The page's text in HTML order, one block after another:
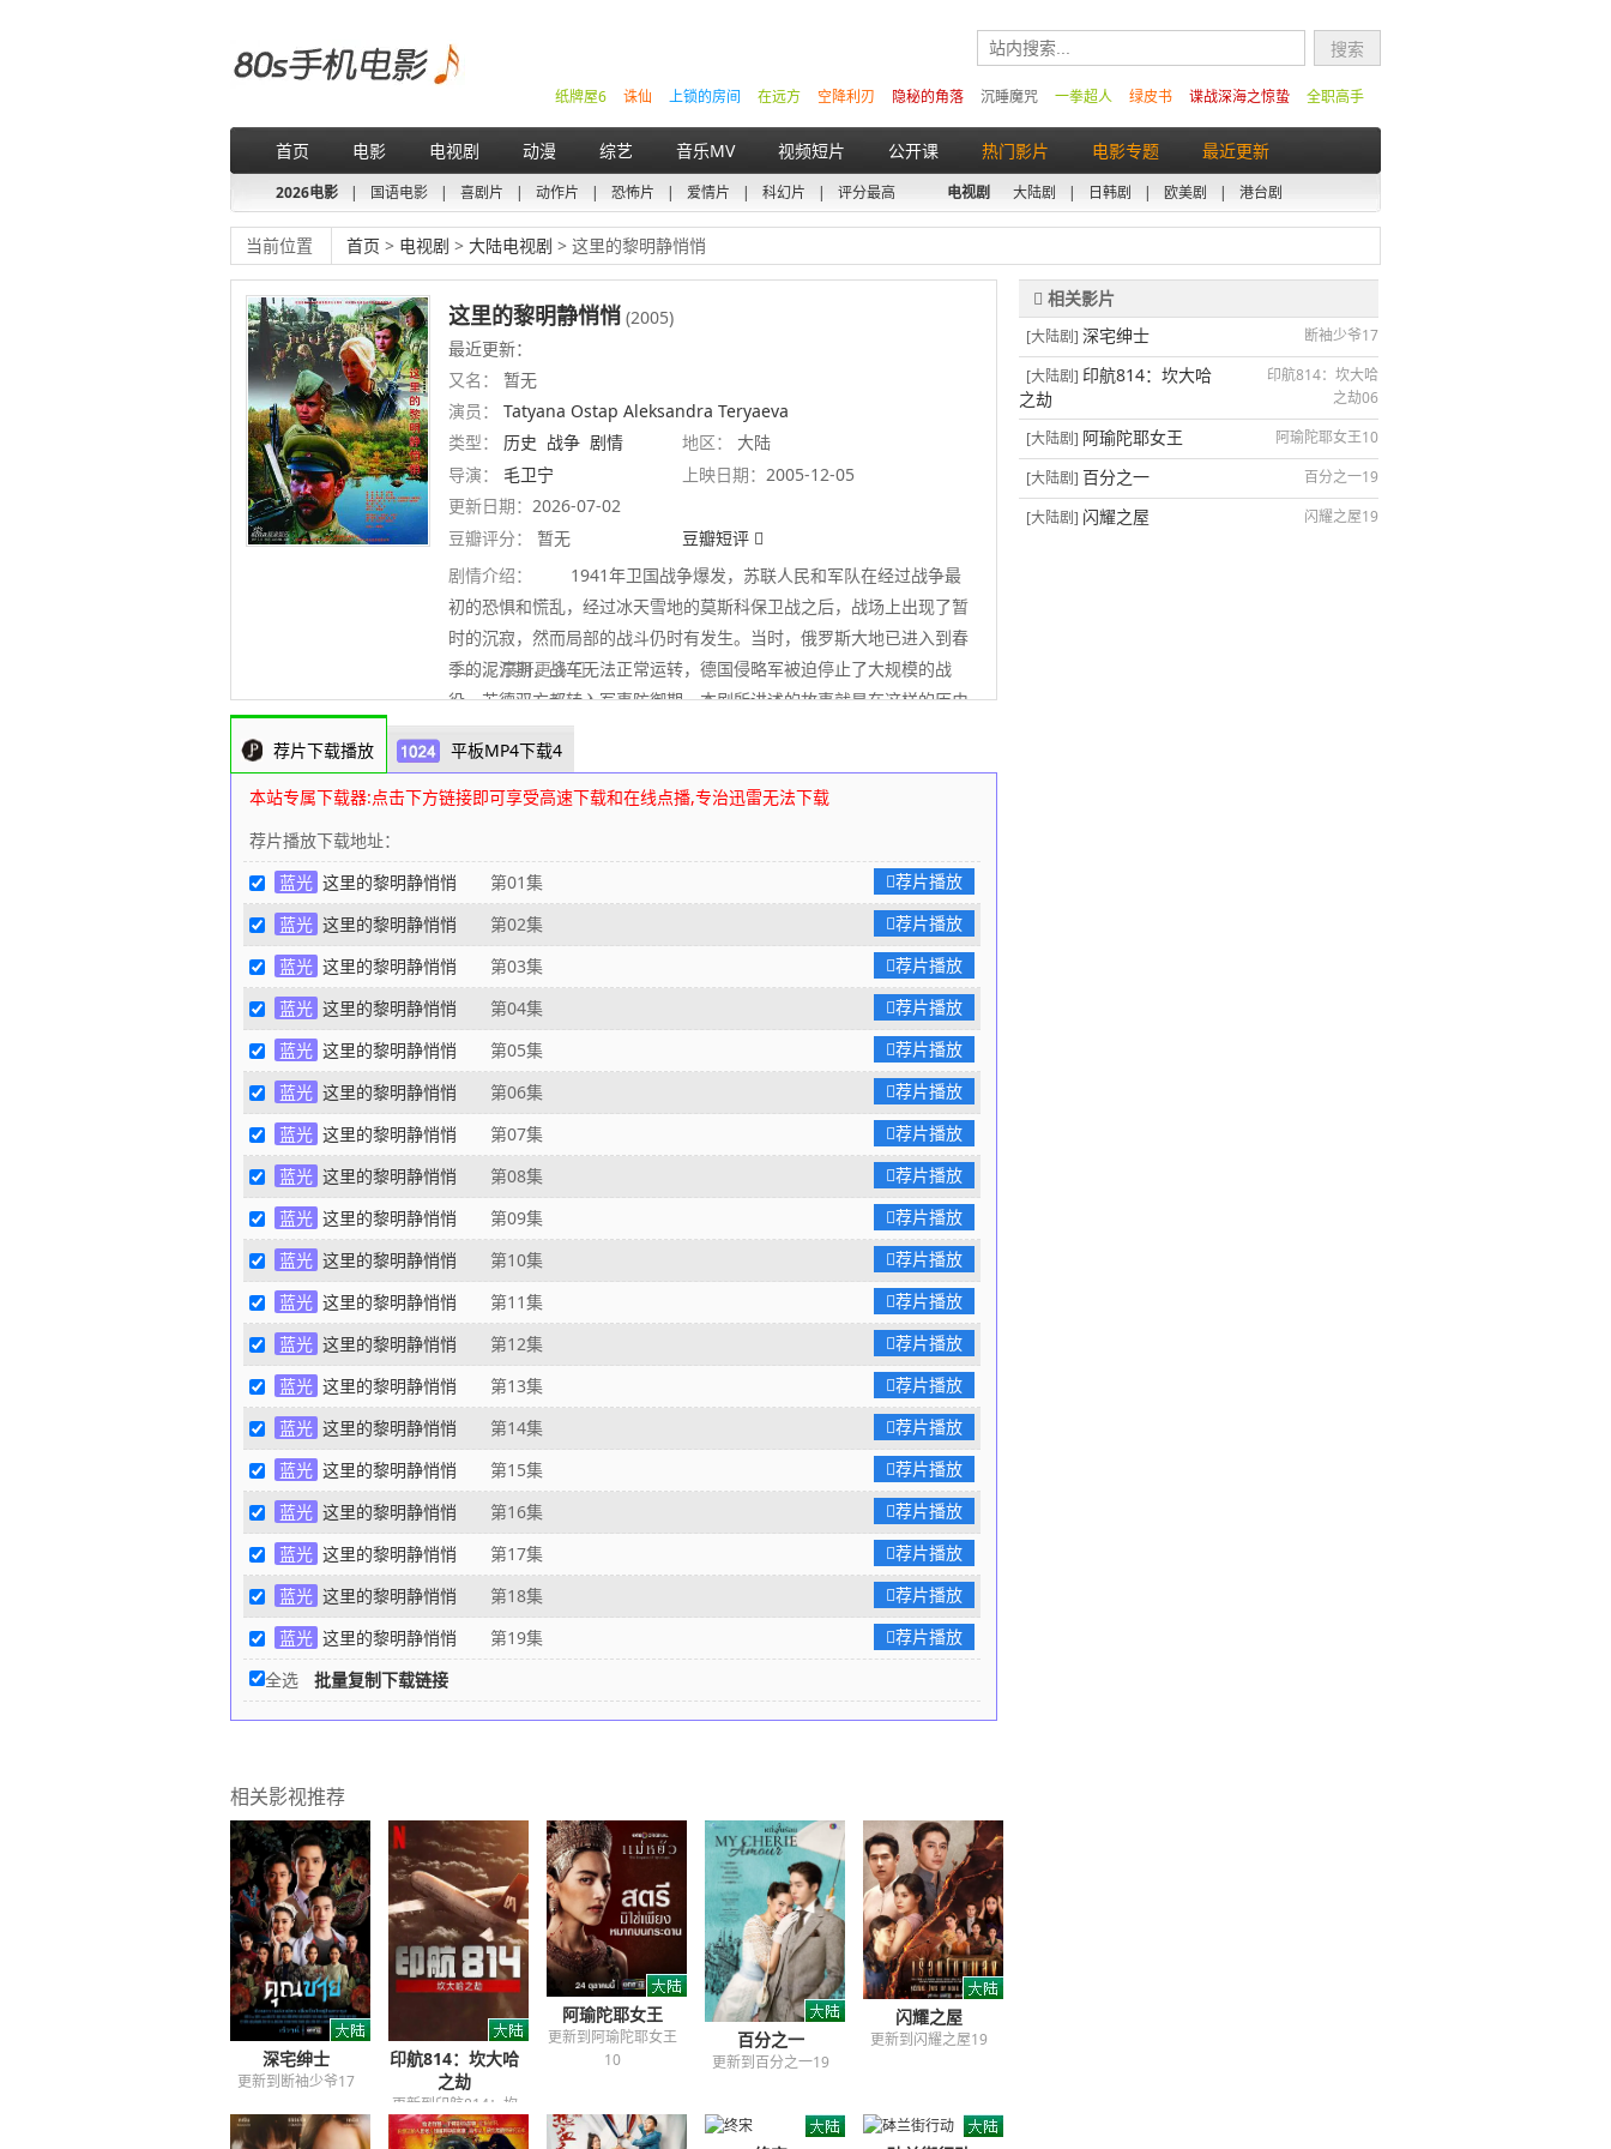
全职高手
谍战深海之惊蛰
绿皮书
一拳超人
沉睡魔咒
隐秘的角落
空降利刃
在远方
上锁的房间
诛仙
纸牌屋6
首页 电影 电视剧 动漫 综艺 音乐MV 视频短片 公开课 热门影片 电影专题 最近更新
2026电影 | 国语电影 | 喜剧片 | 动作片 | 恐怖片 | 爱情片 | 科幻片 | 评分最高 电视剧 大陆剧 | 日韩剧 | 欧美剧 | 港台剧
当前位置 首页 > 电视剧 > 大陆电视剧 > 这里的黎明静悄悄
这里的黎明静悄悄 (2005)
最近更新：
又名：
暂无
演员：
Tatyana Ostap Aleksandra Teryaeva
类型：
历史 战争 剧情 地区：
大陆
导演：
毛卫宁 上映日期： 2005-12-05
更新日期： 2026-07-02
豆瓣评分：
暂无
豆瓣短评
剧情介绍：
1941年卫国战争爆发，苏联人民和军队在经过战争最
初的恐惧和慌乱，经过冰天雪地的莫斯科保卫战之后，战场上出现了暂
时的沉寂，然而局部的战斗仍时有发生。当时，俄罗斯大地已进入到春
季的泥泞期，战车无法正常运转，德国侵略军被迫停止了大规模的战
役，苏德双方都转入军事防御期。本剧所讲述的故事就是在这样的历史
大背景下发生的。1942年夏天，一个代号为“171会让站”的村子。这
天。驻守会让站的军运指挥员瓦斯科夫准尉迎来了一批充满青春活力的
女高射炮手……80s高清电影下载网编辑整理
.......... 展开更多
荐片下载播放 平板MP4下载4
本站专属下载器:点击下方链接即可享受高速下载和在线点播,专治迅雷无法下载
荐片播放下载地址：
蓝光 这里的黎明静悄悄 第01集
荐片播放
蓝光 这里的黎明静悄悄 第02集
荐片播放
蓝光 这里的黎明静悄悄 第03集
荐片播放
蓝光 这里的黎明静悄悄 第04集
荐片播放
蓝光 这里的黎明静悄悄 第05集
荐片播放
蓝光 这里的黎明静悄悄 第06集
荐片播放
蓝光 这里的黎明静悄悄 第07集
荐片播放
蓝光 这里的黎明静悄悄 第08集
荐片播放
蓝光 这里的黎明静悄悄 第09集
荐片播放
蓝光 这里的黎明静悄悄 第10集
荐片播放
蓝光 这里的黎明静悄悄 第11集
荐片播放
蓝光 这里的黎明静悄悄 第12集
荐片播放
蓝光 这里的黎明静悄悄 第13集
荐片播放
蓝光 这里的黎明静悄悄 第14集
荐片播放
蓝光 这里的黎明静悄悄 第15集
荐片播放
蓝光 这里的黎明静悄悄 第16集
荐片播放
蓝光 这里的黎明静悄悄 第17集
荐片播放
蓝光 这里的黎明静悄悄 第18集
荐片播放
蓝光 这里的黎明静悄悄 第19集
荐片播放
全选
批量复制下载链接
相关影视推荐
深宅绅士
更新到断袖少爷17
印航814：坎大哈
之劫
更新到印航814：坎
大哈之劫06
阿瑜陀耶女王
更新到阿瑜陀耶女王
10
百分之一
更新到百分之一19
闪耀之屋
更新到闪耀之屋19
相关影片
[大陆剧] 深宅绅士
断袖少爷17
[大陆剧] 印航814：坎大哈
之劫
印航814：坎大哈
之劫06
[大陆剧] 阿瑜陀耶女王
阿瑜陀耶女王10
[大陆剧] 百分之一
百分之一19
[大陆剧] 闪耀之屋 闪耀之屋19